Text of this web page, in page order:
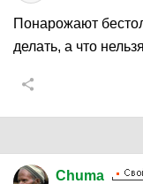
Понарожают
делать, а что нельзя
Chuma